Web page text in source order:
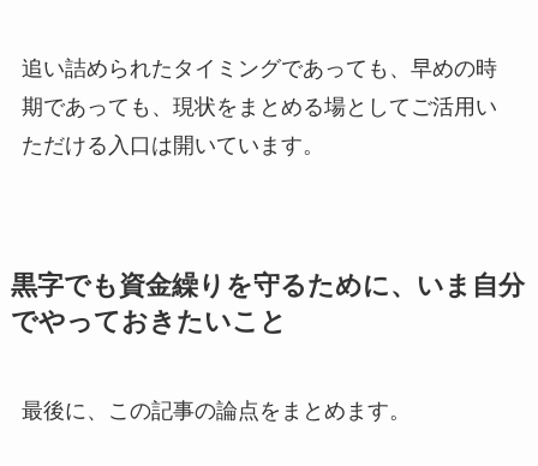
追い詰められたタイミングであっても、早めの時
期であっても、現状をまとめる場としてご活用い
ただける入口は開いています。
黒字でも資金繰りを守るために、いま自分
でやっておきたいこと
最後に、この記事の論点をまとめます。